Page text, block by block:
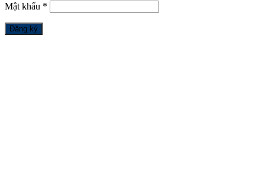
Mật khẩu *
Đăng ký